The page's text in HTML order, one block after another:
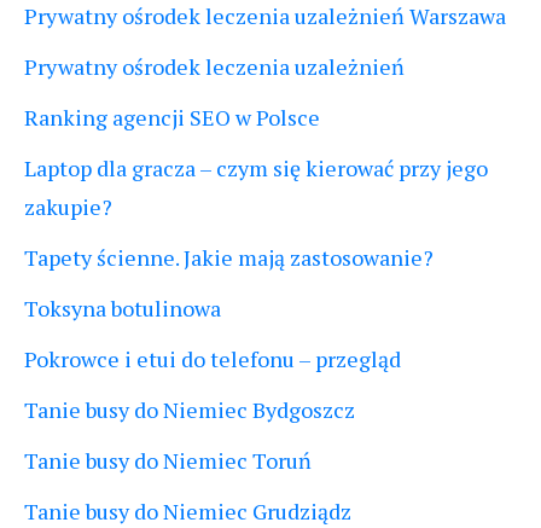
Prywatny ośrodek leczenia uzależnień Warszawa
Prywatny ośrodek leczenia uzależnień
Ranking agencji SEO w Polsce
Laptop dla gracza – czym się kierować przy jego
zakupie?
Tapety ścienne. Jakie mają zastosowanie?
Toksyna botulinowa
Pokrowce i etui do telefonu – przegląd
Tanie busy do Niemiec Bydgoszcz
Tanie busy do Niemiec Toruń
Tanie busy do Niemiec Grudziądz